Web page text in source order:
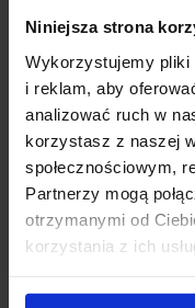
Niniejsza strona
Wykorzystujemy pliki
i reklam, aby
analizować ruch w
korzystasz z naszej
społecznościowym,
Partnerzy mogą
otrzymanymi od
korzystania z ich
Parametry:
wysokość (cm):
wysokość klosza
średnica (cm): 40
średnica klosza
ilość źródeł: 2
rodzaj trzonka:
napięcie: 230V